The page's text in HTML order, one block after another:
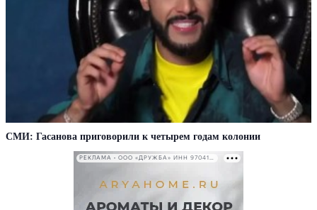
СМИ: Гасанова приговорили к четырем годам колонии
РЕКЛАМА • ООО «ДРУЖБА» ИНН 9704146411